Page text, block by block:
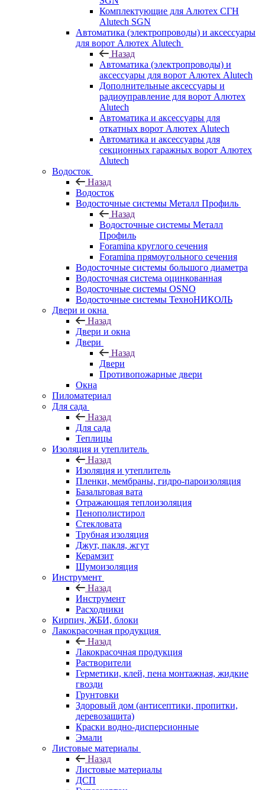
Комплектующие для Алютех СГН
Alutech SGN
Автоматика (электропроводы) и аксессуары
для ворот Алютех Alutech
Назад
Автоматика (электропроводы) и
аксессуары для ворот Алютех Alutech
Дополнительные аксессуары и
радиоуправление для ворот Алютех
Alutech
Автоматика и аксессуары для
откатных ворот Алютех Alutech
Автоматика и аксессуары для
секционных гаражных ворот Алютех
Alutech
Водосток
Назад
Водосток
Водосточные системы Металл Профиль
Назад
Водосточные системы Металл
Профиль
Foramina круглого сечения
Foramina прямоугольного сечения
Водосточные системы большого диаметра
Водосточная система оцинкованная
Водосточные системы OSNO
Водосточные системы ТехноНИКОЛЬ
Двери и окна
Назад
Двери и окна
Двери
Назад
Двери
Противопожарные двери
Окна
Пиломатериал
Для сада
Назад
Для сада
Теплицы
Изоляция и утеплитель
Назад
Изоляция и утеплитель
Пленки, мембраны, гидро-пароизоляция
Базальтовая вата
Отражающая теплоизоляция
Пенополистирол
Стекловата
Трубная изоляция
Джут, пакля, жгут
Керамзит
Шумоизоляция
Инструмент
Назад
Инструмент
Расходники
Кирпич, ЖБИ, блоки
Лакокрасочная продукция
Назад
Лакокрасочная продукция
Растворители
Герметики, клей, пена монтажная, жидкие
гвозди
Грунтовки
Здоровый дом (антисептики, пропитки,
деревозащита)
Краски водно-дисперсионные
Эмали
Листовые материалы
Назад
Листовые материалы
ДСП